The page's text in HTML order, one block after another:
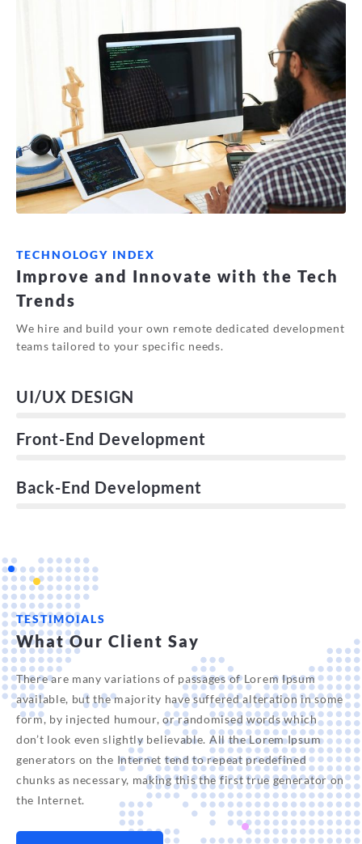
TECHNOLOGY INDEX
Improve and Innovate with the Tech
Trends
We hire and build your own remote dedicated development
teams tailored to your specific needs.
UI/UX DESIGN
Front-End Development
Back-End Development
TESTIMOIALS
What Our Client Say
There are many variations of passages of Lorem Ipsum
available, but the majority have suffered alteration in some
form, by injected humour, or randomised words which
don’t look even slightly believable. All the Lorem Ipsum
generators on the Internet tend to repeat predefined
chunks as necessary, making this the first true generator on
the Internet.